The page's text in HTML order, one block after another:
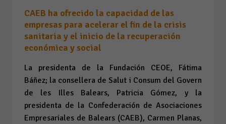
CAEB ha ofrecido la capacidad de las
empresas para acelerar el fin de la crisis
sanitaria y el inicio de la recuperación
económica y social
La presidenta de la Fundación CEOE, Fátima
Báñez; la consellera de Salut i Consum del Govern
de les Illes Balears, Patricia Gómez, y la
presidenta de la Confederación de Asociaciones
Empresariales de Balears (CAEB), Carmen Planas,